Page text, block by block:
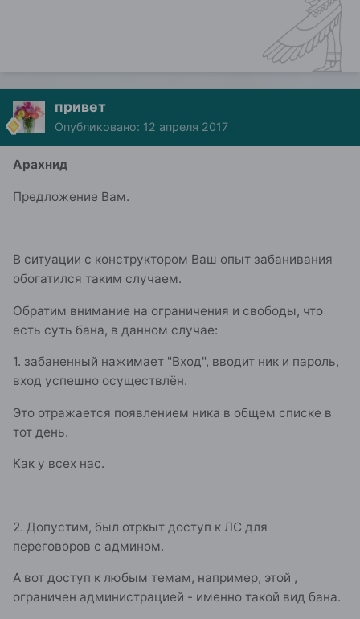
привет
Опубликовано: 12 апреля 2017
Арахнид
Предложение Вам.
В ситуации с конструктором Ваш опыт забанивания
обогатился таким случаем.
Обратим внимание на ограничения и свободы, что
есть суть бана, в данном случае:
1. забаненный нажимает "Вход", вводит ник и пароль,
вход успешно осуществлён.
Это отражается появлением ника в общем списке в
тот день.
Как у всех нас.
2. Допустим, был отркыт доступ к ЛС для
переговоров с админом.
А вот доступ к любым темам, например, этой ,
ограничен администрацией - именно такой вид бана.